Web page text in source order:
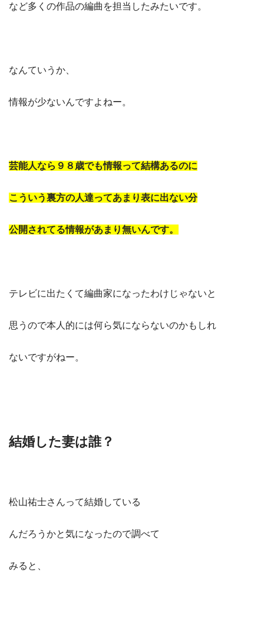
など多くの作品の編曲を担当したみたいです。
なんていうか、
情報が少ないんですよねー。
芸能人なら９８歳でも情報って結構あるのに
こういう裏方の人達ってあまり表に出ない分
公開されてる情報があまり無いんです。
テレビに出たくて編曲家になったわけじゃないと
思うので本人的には何ら気にならないのかもしれ
ないですがねー。
結婚した妻は誰？
松山祐士さんって結婚している
んだろうかと気になったので調べて
みると、